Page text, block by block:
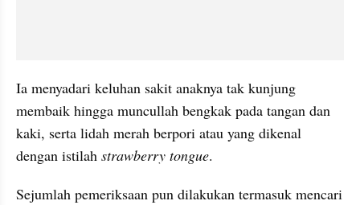
Ia menyadari keluhan sakit anaknya tak kunjung
membaik hingga muncullah bengkak pada tangan dan
kaki, serta lidah merah berpori atau yang dikenal
dengan istilah strawberry tongue.
Sejumlah pemeriksaan pun dilakukan termasuk mencari